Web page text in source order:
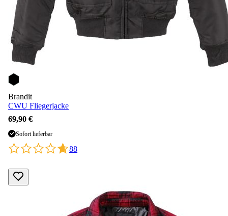
Brandit
CWU Fliegerjacke
69,90 €
Sofort lieferbar
88